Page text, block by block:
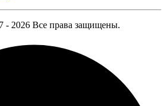
- 2026 Все права защищены.